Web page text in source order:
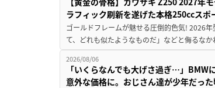
ラフィック刷新を遂げた本格250ccスポ
ゴールドフレームが魅せる圧倒的色気! 2026
て、どれも似たようなものだ」などと侮るな
2026/08/06
「いくらなんでも大げさ過ぎ…」
意外な価格に。おじさん達が少年だっ